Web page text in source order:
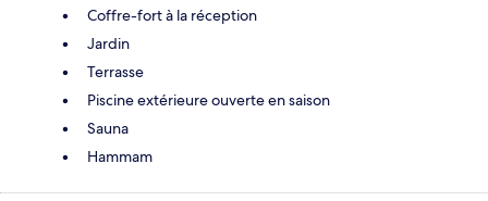
Coffre-fort à la réception
Jardin
Terrasse
Piscine extérieure ouverte en saison
Sauna
Hammam